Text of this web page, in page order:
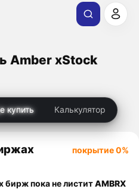
Amber xStock
купить Калькулятор
покрытие 0%
бирж пока не листитAMBRX